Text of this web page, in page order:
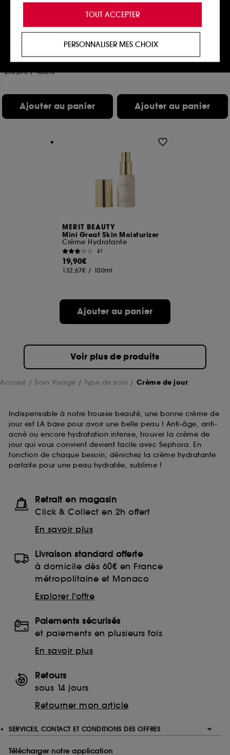
Pro Collagen Banking Water
83,00€
276,67€ /100ml
Ajouter au panier
The Dewy Milk Moisturizer
542
71,00€
Ajouter au panier
MERIT BEAUTY
Mini Great Skin Moisturizer
Crème Hydratante
41
19,90€
132,67€ / 100ml
Ajouter au panier
Voir plus de produits
Accueil Soin Visage Type de soin Crème de jour
Indispensable à notre trousse beauté, une bonne crème de
jour est LA base pour avoir une belle peau ! Anti-âge, anti-
acné ou encore hydratation intense, trouver la crème de
jour qui vous convient devient facile avec Sephora. En
fonction de chaque besoin, dénichez la crème hydratante
parfaite pour une peau hydratée, sublime !
Retrait en magasin
Click & Collect en 2h offert
En savoir plus
Livraison standard offerte
à domicile dès 60€ en France
métropolitaine et Monaco
Explorer l'offre
Paiements sécurisés
et paiements en plusieurs fois
En savoir plus
Retours
sous 14 jours
Retourner mon article
SERVICES, CONTACT ET CONDITIONS DES OFFRES
Télécharger notre application
de vous offrir une expérience enrichie et
personnalisée en vous recommandant des
produits, des services et des contenus qui
proposer des offres promotionnelles adaptées à
votre profil.
de vous plaire via des publicités, y compris sur des
sites tiers et sur les réseaux sociaux, sur la base
des pages que vous avez consultées, de votre
Cookies de mesure d’audience :
ils nous
d’en améliorer la performance.
ils nous permettent de lutter notamment contre les
usurpations d’identité.
Cookies fonctionnels :il s’agit de cookies
permettant l’affichage et/ou la fourniture de
certaines fonctionnalités du site, tel que les
cookies d’authentification qui sont utilisés afin de
compte lors de votre prochaine visite sur le site
sans saisir à nouveau votre identifiant et mot de
A l'exception des cookies techniques, le dépôt et la
lecture de ces traceurs requiert votre accord. Vous
pouvez personnaliser vos choix concernant le dépôt
Sephora pourra associer les informations de
navigation collectées par ces Cookies, pour les
finalités acceptées, avec les données personnelles
collectées ou générées lors de votre activité en ligne
ou en magasin. Pour refuser tous les cookies, cliques
sur "continuer sans accepter". Voous pouvez à tout
moment choisir de retirer votrte consentement. Si vous
TOUT ACCEPTER
PERSONNALISER MES CHOIX